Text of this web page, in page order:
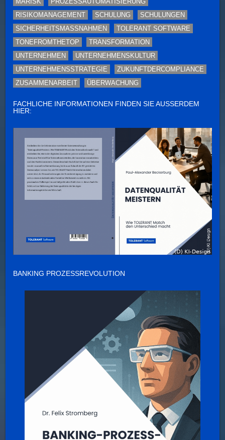
RISIKOMANAGEMENT
SCHULUNG
SCHULUNGEN
SICHERHEITSMASSNAHMEN
TOLERANT SOFTWARE
TONEFROMTHETOP
TRANSFORMATION
UNTERNEHMEN
UNTERNEHMENSKULTUR
UNTERNEHMENSSTRATEGIE
ZUKUNFTDERCOMPLIANCE
ZUSAMMENARBEIT
ÜBERWACHUNG
FACHLICHE INFORMATIONEN FINDEN SIE AUSSERDEM H
IER:
BANKING PROZESSREVOLUTION